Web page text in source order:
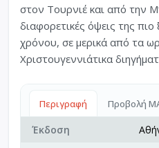
στον Τουρνιέ και από την
διαφορετικές όψεις της
χρόνου, σε μερικά από τα
Χριστουγεννιάτικα
Περιγραφή Προβολή
Έκδοση